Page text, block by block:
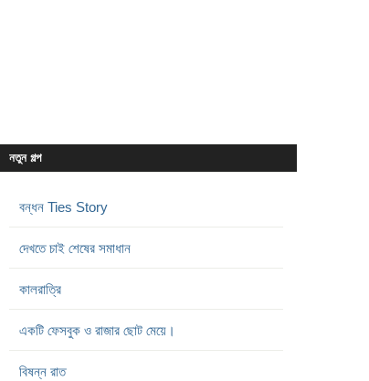
নতুন গল্প
বন্ধন Ties Story
দেখতে চাই শেষের সমাধান
কালরাত্রি
একটি ফেসবুক ও রাজার ছোট মেয়ে।
বিষন্ন রাত